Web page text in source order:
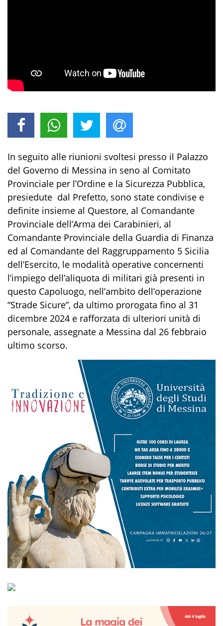
In seguito alle riunioni svoltesi presso il Palazzo
del Governo di Messina in seno al Comitato
Provinciale per l’Ordine e la Sicurezza Pubblica,
presiedute dal Prefetto, sono state condivise e
definite insieme al Questore, al Comandante
Provinciale dell’Arma dei Carabinieri, al
Comandante Provinciale della Guardia di Finanza
ed al Comandante del Raggruppamento 5 Sicilia
dell’Esercito, le modalità operative concernenti
l’impiego dell’aliquota di militari già presenti in
questo Capoluogo, nell’ambito dell’operazione
“Strade Sicure”, da ultimo prorogata fino al 31
dicembre 2024 e rafforzata di ulteriori unità di
personale, assegnate a Messina dal 26 febbraio
ultimo scorso.